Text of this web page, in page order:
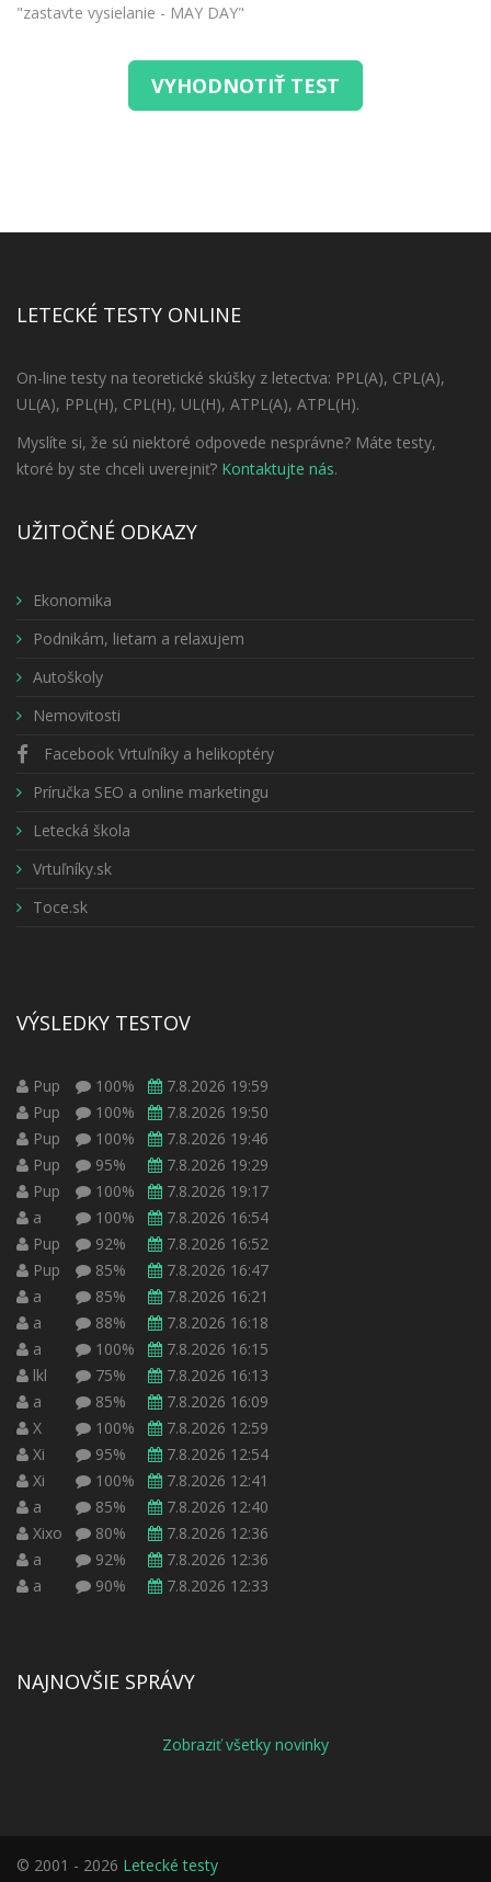
"zastavte vysielanie - MAY DAY"
VYHODNOTIŤ TEST
LETECKÉ TESTY ONLINE
On-line testy na teoretické skúšky z letectva: PPL(A), CPL(A),
UL(A), PPL(H), CPL(H), UL(H), ATPL(A), ATPL(H).
Myslíte si, že sú niektoré odpovede nesprávne? Máte testy,
ktoré by ste chceli uverejniť? Kontaktujte nás.
UŽITOČNÉ ODKAZY
Ekonomika
Podnikám, lietam a relaxujem
Autoškoly
Nemovitosti
Facebook Vrtuľníky a helikoptéry
Príručka SEO a online marketingu
Letecká škola
Vrtuľníky.sk
Toce.sk
VÝSLEDKY TESTOV
Pup 100%
7.8.2026 19:59
Pup
100%
7.8.2026 19:50
Pup
100%
7.8.2026 19:46
Pup
95%
7.8.2026 19:29
Pup
100%
7.8.2026 19:17
a
100%
7.8.2026 16:54
Pup
92%
7.8.2026 16:52
Pup
85%
7.8.2026 16:47
a
85%
7.8.2026 16:21
a
88%
7.8.2026 16:18
a
100%
7.8.2026 16:15
lkl
75%
7.8.2026 16:13
a
85%
7.8.2026 16:09
X
100%
7.8.2026 12:59
Xi
95%
7.8.2026 12:54
Xi
100%
7.8.2026 12:41
a
85%
7.8.2026 12:40
Xixo
80%
7.8.2026 12:36
a
92%
7.8.2026 12:36
a
90% 7.8.2026 12:33
NAJNOVŠIE SPRÁVY
Zobraziť všetky novinky
© 2001 - 2026 Letecké testy